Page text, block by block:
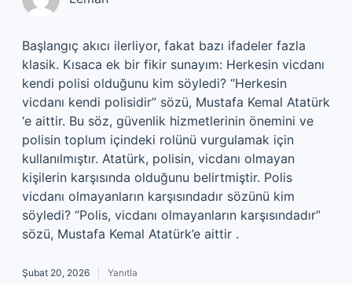
Başlangıç akıcı ilerliyor, fakat bazı ifadeler fazla
klasik. Kısaca ek bir fikir sunayım: Herkesin vicdanı
kendi polisi olduğunu kim söyledi? “Herkesin
vicdanı kendi polisidir” sözü, Mustafa Kemal Atatürk
‘e aittir. Bu söz, güvenlik hizmetlerinin önemini ve
polisin toplum içindeki rolünü vurgulamak için
kullanılmıştır. Atatürk, polisin, vicdanı olmayan
kişilerin karşısında olduğunu belirtmiştir. Polis
vicdanı olmayanların karşısındadır sözünü kim
söyledi? “Polis, vicdanı olmayanların karşısındadır”
sözü, Mustafa Kemal Atatürk’e aittir .
Şubat 20, 2026 Yanıtla